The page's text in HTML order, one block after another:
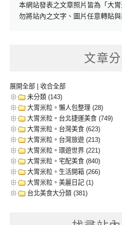
本網站發表之文章照片皆為「大
勿將站內之文字、圖片任意轉貼
文章
展開全部
收合全部
未分類 (143)
大胃米粒。懶人包整理 (28)
大胃米粒。台北捷運美食 (749)
大胃米粒。台灣美食 (623)
大胃米粒。台灣旅遊 (213)
大胃米粒。環遊世界 (221)
大胃米粒。宅配美食 (840)
大胃米粒。生活開箱 (266)
大胃米粒。美麗日記 (1)
台北美食大分類 (381)